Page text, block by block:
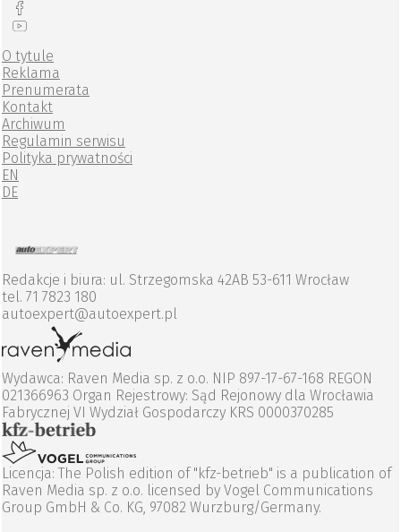
O tytule
Reklama
Prenumerata
Kontakt
Archiwum
Regulamin serwisu
Polityka prywatności
EN
DE
Redakcje i biura: ul. Strzegomska 42AB 53-611 Wrocław
tel. 71 7823 180
autoexpert@autoexpert.pl
Wydawca: Raven Media sp. z o.o. NIP 897-17-67-168 REGON
021366963 Organ Rejestrowy: Sąd Rejonowy dla Wrocławia
Fabrycznej VI Wydział Gospodarczy KRS 0000370285
Licencja: The Polish edition of "kfz-betrieb" is a publication of
Raven Media sp. z o.o. licensed by Vogel Communications
Group GmbH & Co. KG, 97082 Wurzburg/Germany.